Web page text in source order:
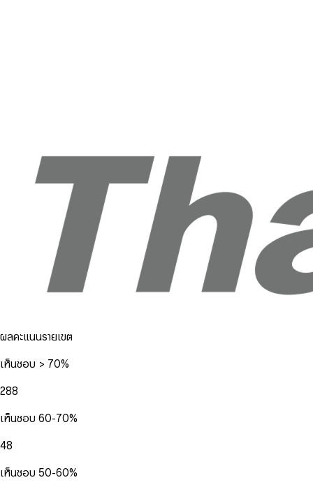
ผลคะแนนรายเขต
เห็นชอบ > 70%
288
เห็นชอบ 60-70%
48
เห็นชอบ 50-60%